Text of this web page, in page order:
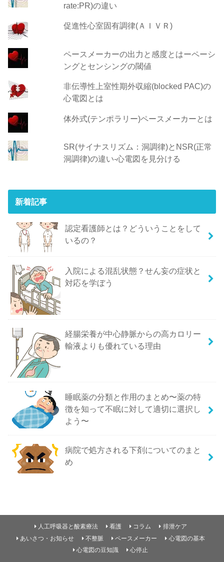
rate:PR)の違い
促進性心室固有調律(ＡＩＶＲ)
ペースメーカーの出力と感度とはーペーシ
ングとセンシングの閾値
非伝導性上室性期外収縮(blocked PAC)の
心電図とは
体外式(テンポラリー)ペースメーカーとは
SR(サイナスリズム：洞調律)とNSR(正常
洞調律)の違い-心電図を見分ける
新着記事
認定看護師とは？どういうことをして
いるの？
入院による混乱状態？せん妄の症状と
対応を学ぼう
経腸栄養が中心静脈からの高カロリー
輸液よりも優れている理由
睡眠薬の分類と作用のまとめ〜薬の特
徴を知って不眠に対して適切に選択し
よう〜
病院で処方される下剤についてのまと
め
人工呼吸器と酸素療法 看護 コラム
排泄ケア
あいさつ・お知らせ
不整脈 ペースメーカー
心電図の基本
心電図の豆知識
心停止